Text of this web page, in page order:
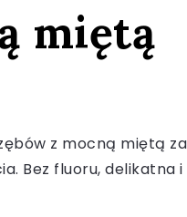
miętą
z mocną miętą
Bez fluoru, delikatna